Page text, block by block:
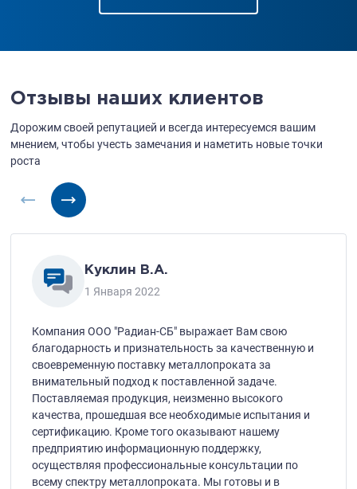
Отзывы наших клиентов
Дорожим своей репутацией и всегда интересуемся вашим
мнением, чтобы учесть замечания и наметить новые точки
роста
Куклин В.А.
1 Января 2022
Компания ООО "Радиан-СБ" выражает Вам свою
благодарность и признательность за качественную и
своевременную поставку металлопроката за
внимательный подход к поставленной задаче.
Поставляемая продукция, неизменно высокого
качества, прошедшая все необходимые испытания и
сертификацию. Кроме того оказывают нашему
предприятию информационную поддержку,
осуществляя профессиональные консультации по
всему спектру металлопроката. Мы готовы и в